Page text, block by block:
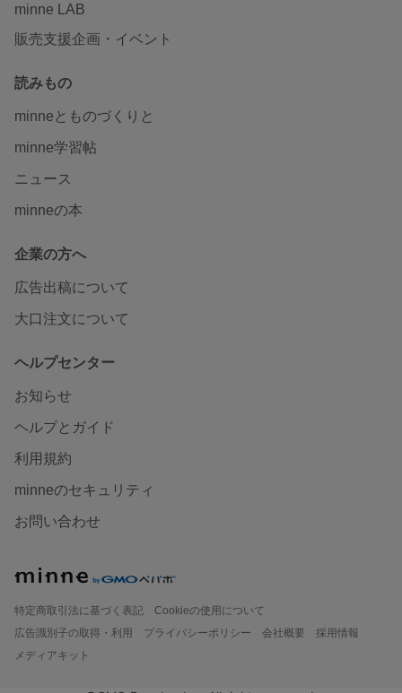
minne LAB
販売支援企画・イベント
読みもの
minneとものづくりと
minne学習帖
ニュース
minneの本
企業の方へ
広告出稿について
大口注文について
ヘルプセンター
お知らせ
ヘルプとガイド
利用規約
minneのセキュリティ
お問い合わせ
特定商取引法に基づく表記
Cookieの使用について
広告識別子の取得・利用
プライバシーポリシー 会社概要
採用情報
メディアキット